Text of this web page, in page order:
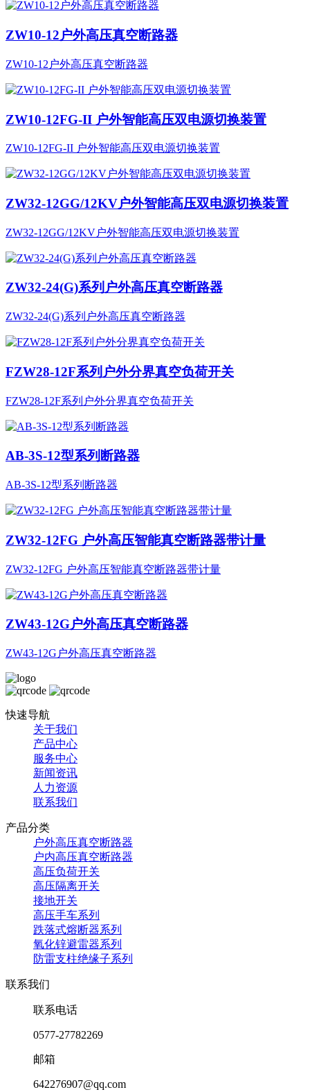
ZW10-12户外高压真空断路器
ZW10-12户外高压真空断路器
ZW10-12FG-II 户外智能高压双电源切换装置
ZW10-12FG-II 户外智能高压双电源切换装置
ZW32-12GG/12KV户外智能高压双电源切换装置
ZW32-12GG/12KV户外智能高压双电源切换装置
ZW32-24(G)系列户外高压真空断路器
ZW32-24(G)系列户外高压真空断路器
FZW28-12F系列户外分界真空负荷开关
FZW28-12F系列户外分界真空负荷开关
AB-3S-12型系列断路器
AB-3S-12型系列断路器
ZW32-12FG 户外高压智能真空断路器带计量
ZW32-12FG 户外高压智能真空断路器带计量
ZW43-12G户外高压真空断路器
ZW43-12G户外高压真空断路器
快速导航
关于我们
产品中心
服务中心
新闻资讯
人力资源
联系我们
产品分类
户外高压真空断路器
户内高压真空断路器
高压负荷开关
高压隔离开关
接地开关
高压手车系列
跌落式熔断器系列
氧化锌避雷器系列
防雷支柱绝缘子系列
联系我们
联系电话
0577-27782269
邮箱
642276907@qq.com